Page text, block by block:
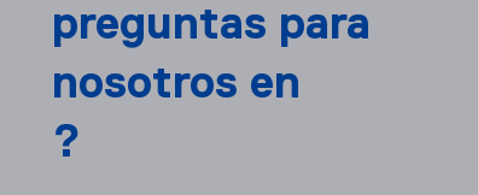
preguntas para
nosotros en
?